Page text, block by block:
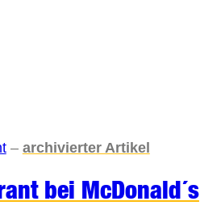
– archivierter Artikel
bei McDonald´s